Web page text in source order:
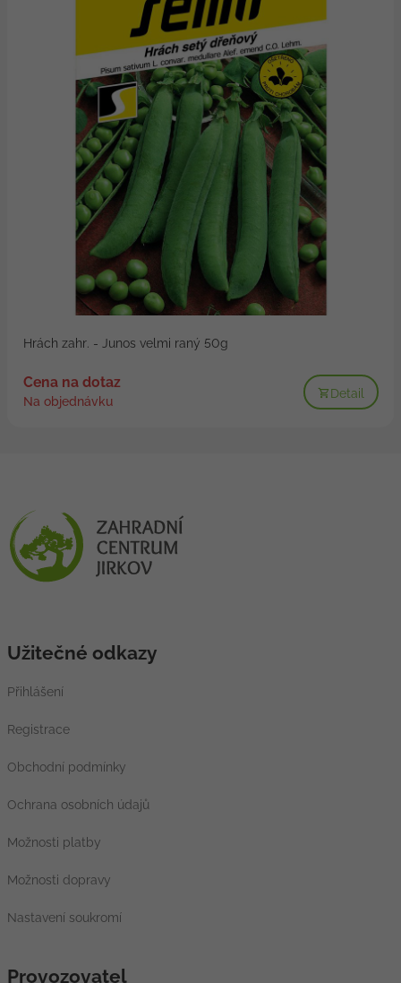
Hrách zahr. - Junos velmi raný 50g
Cena na dotaz
Na objednávku
Detail
Užitečné odkazy
Přihlášení
Registrace
Obchodní podmínky
Ochrana osobních údajů
Možnosti platby
Možnosti dopravy
Nastavení soukromí
Provozovatel